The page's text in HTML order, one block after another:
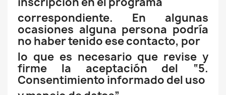
correspondiente. En algunas
ocasiones alguna persona podría
no haber tenido ese contacto, por
lo que es necesario que revise y
firme la aceptación del “5.
Consentimiento informado del uso